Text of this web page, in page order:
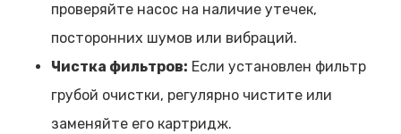
проверяйте насос на наличие утечек,
посторонних шумов или вибраций.
Чистка фильтров: Если установлен фильтр
грубой очистки, регулярно чистите или
заменяйте его картридж.